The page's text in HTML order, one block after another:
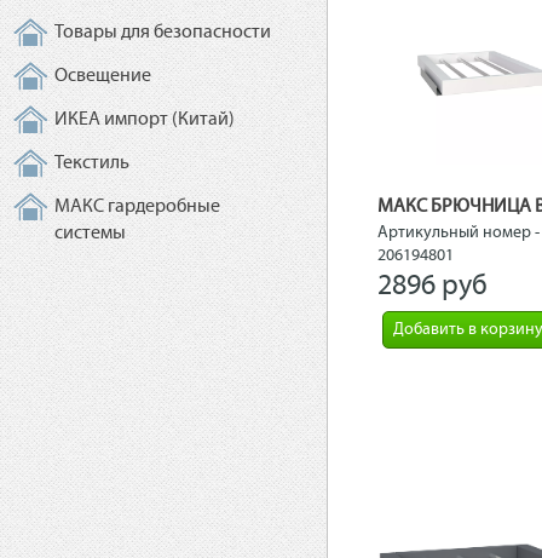
Товары для безопасности
Освещение
ИКЕА импорт (Китай)
Текстиль
МАКС гардеробные
системы
Артикульный номер -
206194801
2896 рyб
Добавить в корзину